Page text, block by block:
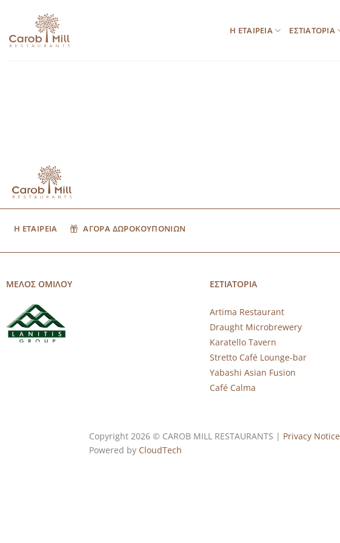
περιεχόμενο
Η ΕΤΑΙΡΕΙΑ ΕΣΤΙΑΤΟΡΙΑ
Η ΕΤΑΙΡΕΙΑ ΑΓΟΡΑ ΔΩΡΟΚΟΥΠΟΝΙΩΝ
ΜΕΛΟΣ ΟΜΙΛΟΥ ΕΣΤΙΑΤΟΡΙΑ
Artima Restaurant
Draught Microbrewery
Karatello Tavern
Stretto Café Lounge-bar
Yabashi Asian Fusion
Café Calma
Copyright 2026 © CAROB MILL RESTAURANTS | Privacy Notice
Powered by CloudTech